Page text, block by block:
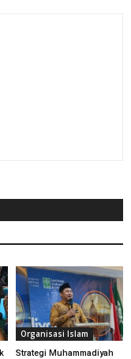
Organisasi Islam
Strategi Muhammadiyah